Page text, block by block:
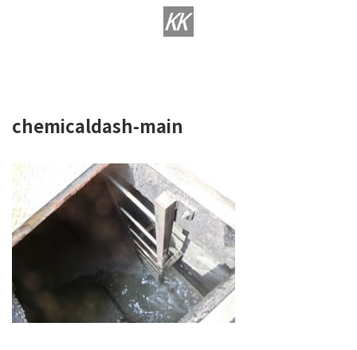
chemicaldash-main